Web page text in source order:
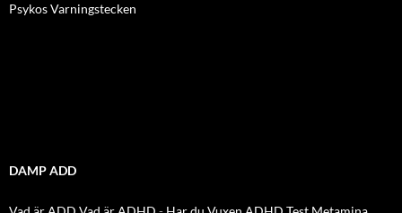
Psykos Varningstecken
DAMP ADD